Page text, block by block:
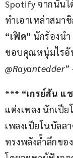
Spotify จากนั้นไ
ทำเอาเหล่าสมา
“เฟิด” นักร้องน
ขอบคุณหนุ่มไรอั
@Rayantedder”
*** “เกรย์สัน แ
แต่งเพลง นักเปีย
เพลงเปียโนบัลล
ทรงพลังล้ำลึกขอ